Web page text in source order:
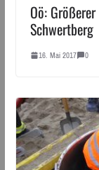
Oö:
Schwertberg
16. Mai 2017 0